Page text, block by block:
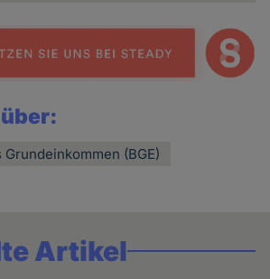
(BGE)
Artikel